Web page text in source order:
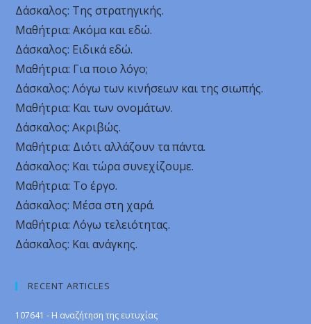
Δάσκαλος: Της στρατηγικής.
Μαθήτρια: Ακόμα και εδώ.
Δάσκαλος: Ειδικά εδώ.
Μαθήτρια: Για ποιο λόγο;
Δάσκαλος: Λόγω των κινήσεων και της σιωπής.
Μαθήτρια: Και των ονομάτων.
Δάσκαλος: Ακριβώς.
Μαθήτρια: Διότι αλλάζουν τα πάντα.
Δάσκαλος: Και τώρα συνεχίζουμε.
Μαθήτρια: Το έργο.
Δάσκαλος: Μέσα στη χαρά.
Μαθήτρια: Λόγω τελειότητας.
Δάσκαλος: Και ανάγκης.
RECENT ARTICLES
107641 - Η αναζήτηση της ευτυχίας